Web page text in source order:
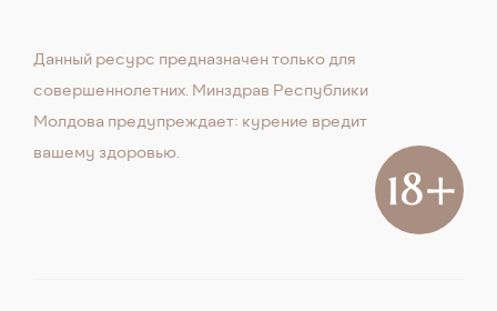
Данный ресурс предназначен только для
совершеннолетних. Минздрав Республики
Молдова предупреждает: курение вредит
вашему здоровью.